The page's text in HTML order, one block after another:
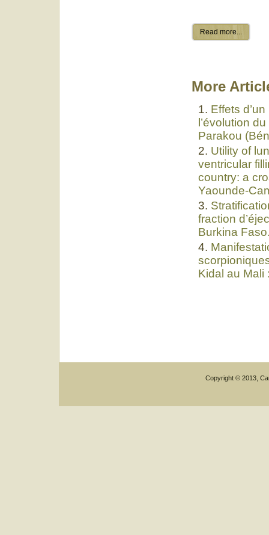
Read more...
More
Effets
l’évolution
Parakou
Utility of
ventricular
country: a
Yaounde-
fraction
Burkina
Kidal au Mali
Copyright © 2013,